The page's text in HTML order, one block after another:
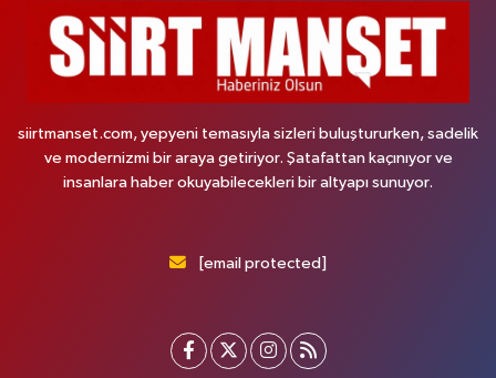
siirtmanset.com, yepyeni temasıyla sizleri buluştururken, sadelik
ve modernizmi bir araya getiriyor. Şatafattan kaçınıyor ve
insanlara haber okuyabilecekleri bir altyapı sunuyor.
[email protected]